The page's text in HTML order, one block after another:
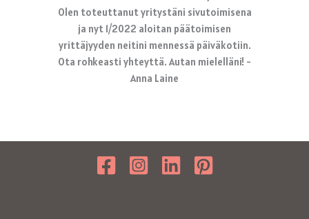
Olen toteuttanut yritystäni sivutoimisena
ja nyt 1/2022 aloitan päätoimisen
yrittäjyyden neitini mennessä päiväkotiin.
Ota rohkeasti yhteyttä. Autan mielelläni! -
Anna Laine